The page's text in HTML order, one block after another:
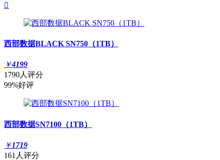

西部数据BLACK SN750（1TB）
￥4199
1790人评分
99%好评
西部数据SN7100（1TB）
￥1719
161人评分